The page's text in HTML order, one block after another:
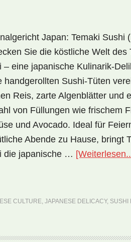
Japan: Temaki Sushi
Sie die köstliche Welt des
– eine japanische Kulinarik-
handgerollten Sushi-Tüten
Reis, zarte Algenblätter und
von Füllungen wie frischem
und Avocado. Ideal für
Abende zu Hause, bringt
die japanische …
CULTURE, JAPANESE DELICACY, SUSHI